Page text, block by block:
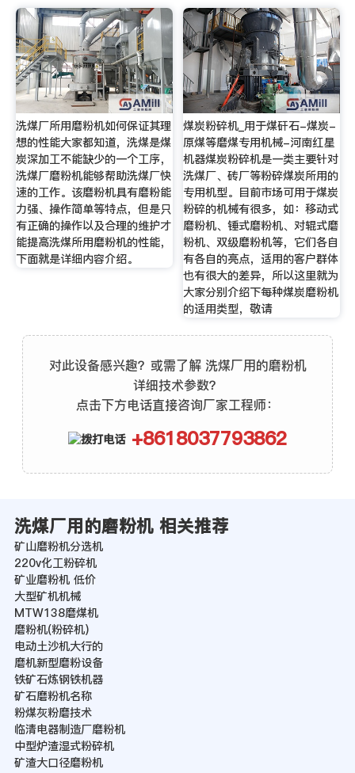
洗煤厂所用磨粉机如何保证其理
想的性能大家都知道，洗煤是煤
炭深加工不能缺少的一个工序，
洗煤厂磨粉机能够帮助洗煤厂快
速的工作。该磨粉机具有磨粉能
力强、操作简单等特点，但是只
有正确的操作以及合理的维护才
能提高洗煤所用磨粉机的性能，
下面就是详细内容介绍。
煤炭粉碎机_用于煤矸石-煤炭-
原煤等磨煤专用机械-河南红星
机器煤炭粉碎机是一类主要针对
洗煤厂、砖厂等粉碎煤炭所用的
专用机型。目前市场可用于煤炭
粉碎的机械有很多，如：移动式
磨粉机、锤式磨粉机、对辊式磨
粉机、双级磨粉机等，它们各自
有各自的亮点，适用的客户群体
也有很大的差异，所以这里就为
大家分别介绍下每种煤炭磨粉机
的适用类型，敬请
对此设备感兴趣？或需了解 洗煤厂用的磨粉机
详细技术参数？
点击下方电话直接咨询厂家工程师：
+8618037793862
洗煤厂用的磨粉机 相关推荐
矿山磨粉机分选机
220v化工粉碎机
矿业磨粉机 低价
大型矿机机械
MTW138磨煤机
磨粉机(粉碎机)
电动土沙机大行的
磨机新型磨粉设备
铁矿石炼钢铁机器
矿石磨粉机名称
粉煤灰粉磨技术
临清电器制造厂磨粉机
中型炉渣湿式粉碎机
矿渣大口径磨粉机